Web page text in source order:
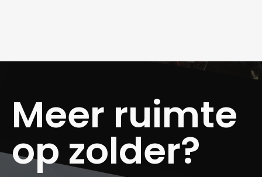
Meer ruimte
op zolder?